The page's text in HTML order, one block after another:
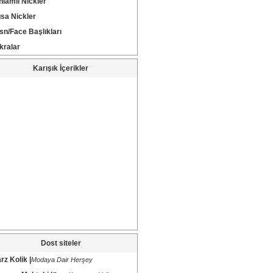
Nickler
Face Başlıkları
Karışık İçerikler
Dost siteler
Kolik | Modaya Dair Herşey